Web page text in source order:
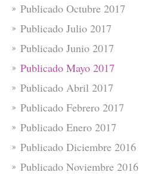
Publicado Octubre 2017
Publicado Julio 2017
Publicado Junio 2017
Publicado Mayo 2017
Publicado Abril 2017
Publicado Febrero 2017
Publicado Enero 2017
Publicado Diciembre 2016
Publicado Noviembre 2016